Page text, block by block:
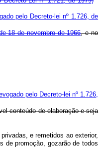
pelo Decreto-lei nº 1.726, de
18 de novembro de 1966, e no
pelo Decreto-lei nº 1.726,
conteúdo de elaboração e seja
e remetidos ao exterior,
de promoção, gozarão de todos